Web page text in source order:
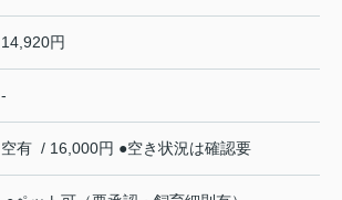
14,920円
-
空有 / 16,000円 ●空き状況は確認要